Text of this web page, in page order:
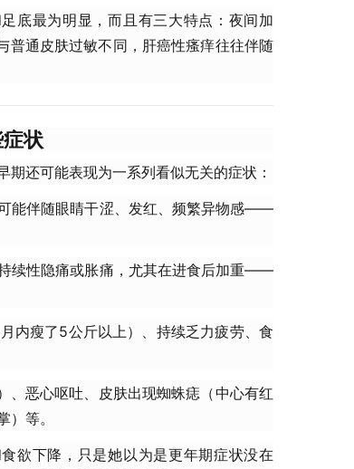
底最为明显，而且有三大特点：夜间加
普通皮肤过敏不同，肝癌性瘙痒往往伴随
状
还可能表现为一系列看似无关的症状：
能伴随眼睛干涩、发红、频繁异物感——
续性隐痛或胀痛，尤其在进食后加重——
内瘦了5公斤以上）、持续乏力疲劳、食
恶心呕吐、皮肤出现蜘蛛痣（中心有红
等。
欲下降，只是她以为是更年期症状没在